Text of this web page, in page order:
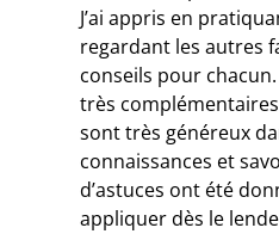
J’ai appris en
regardant les autres
conseils pour
très
sont très généreux
connaissances et
d’astuces ont été
appliquer dès le